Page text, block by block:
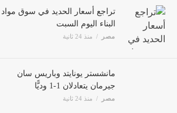
تراجع أسعار الحديد في سوق مواد
البناء اليوم السبت
مصر منذ 24 ثانية
جيرمان يتعادلان 1-1 وديًّا
مصر منذ 24 ثانية